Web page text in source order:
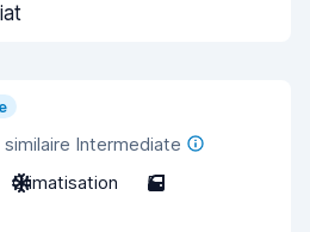
similaire Intermediate
Climatisation 5